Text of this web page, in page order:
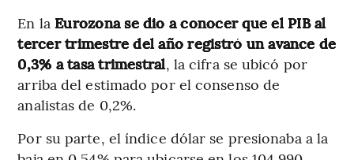
En la Eurozona se dio a conocer que el PIB al
tercer trimestre del año registró un avance de
0,3% a tasa trimestral, la cifra se ubicó por
arriba del estimado por el consenso de
analistas de 0,2%.
Por su parte, el índice dólar se presionaba a la